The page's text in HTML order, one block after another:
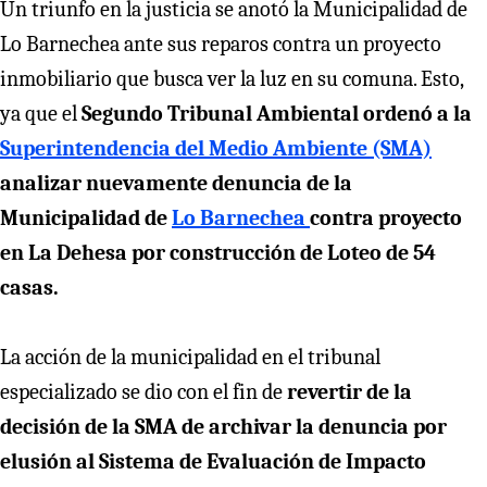
Un triunfo en la justicia se anotó la Municipalidad de
Lo Barnechea ante sus reparos contra un proyecto
inmobiliario que busca ver la luz en su comuna. Esto,
ya que elSegundo Tribunal Ambiental ordenó a la
Superintendencia del Medio Ambiente (SMA)
analizar nuevamente denuncia de la
Municipalidad deLo Barnechea contra proyecto
en La Dehesa por construcción de Loteo de 54
casas.
La acción de la municipalidad en el tribunal
especializado se dio con el fin derevertir de la
decisión de la SMA de archivar la denuncia por
elusión al Sistema de Evaluación de Impacto